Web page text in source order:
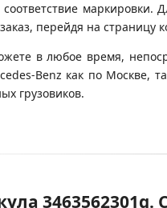
соответствие
перейдя на страницу
в любое время,
Benz как по
грузовиков.